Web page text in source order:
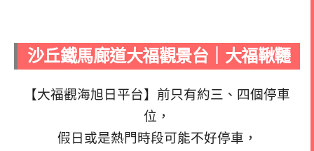
沙丘鐵馬廊道大福觀景台｜大福鞦韆
【大福觀海旭日平台】前只有約三、四個停車
位，
假日或是熱門時段可能不好停車，